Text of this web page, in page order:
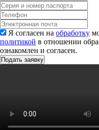
Я согласен на обработку
политикой в отношении
ознакомлен и согласен.